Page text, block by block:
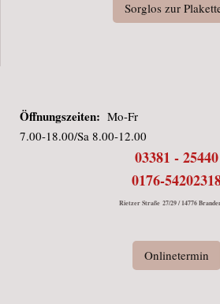
Sorglos zur
Öffnungszeiten: Mo-Fr
7.00-18.00/Sa 8.00-12.00
03381 - 25440
0176-
Rietzer Straße 27/29 / 14776
Onlinetermin